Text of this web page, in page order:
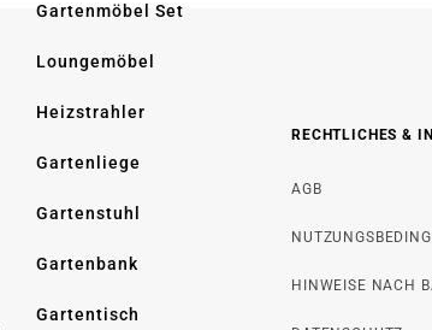
Gartenmöbel Set
Loungemöbel
Heizstrahler
Gartenliege
Gartenstuhl
Gartenbank
Gartentisch
RECHTLICHES &
AGB
HINWEISE NACH